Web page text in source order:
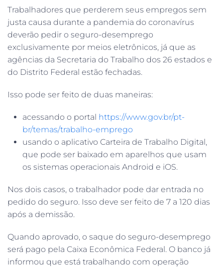
Trabalhadores que perderem seus empregos sem
justa causa durante a pandemia do coronavírus
deverão pedir o seguro-desemprego
exclusivamente por meios eletrônicos, já que as
agências da Secretaria do Trabalho dos 26 estados e
do Distrito Federal estão fechadas.
Isso pode ser feito de duas maneiras:
acessando o portal https://www.gov.br/pt-
br/temas/trabalho-emprego
usando o aplicativo Carteira de Trabalho Digital,
que pode ser baixado em aparelhos que usam
os sistemas operacionais Android e iOS.
Nos dois casos, o trabalhador pode dar entrada no
pedido do seguro. Isso deve ser feito de 7 a 120 dias
após a demissão.
Quando aprovado, o saque do seguro-desemprego
será pago pela Caixa Econômica Federal. O banco já
informou que está trabalhando com operação